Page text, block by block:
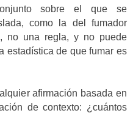
sobre el que se
como la del fumador
no una regla, y no puede
estadística de que fumar es
afirmación basada en
de contexto: ¿cuántos